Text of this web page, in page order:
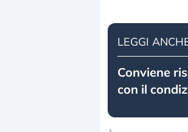
LEGGI
Conviene
con il